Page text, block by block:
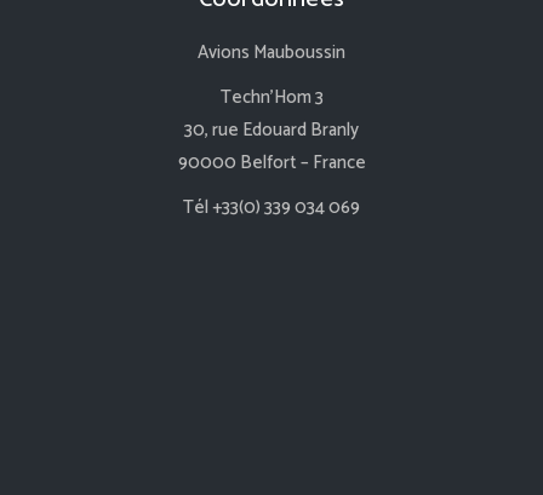
Avions Mauboussin
Techn’Hom 3
30, rue Edouard Branly
90000 Belfort – France
Tél +33(0) 339 034 069